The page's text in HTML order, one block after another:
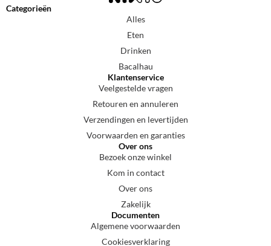
Categorieën
Alles
Eten
Drinken
Bacalhau
Klantenservice
Veelgestelde vragen
Retouren en annuleren
Verzendingen en levertijden
Voorwaarden en garanties
Over ons
Bezoek onze winkel
Kom in contact
Over ons
Zakelijk
Documenten
Algemene voorwaarden
Cookiesverklaring